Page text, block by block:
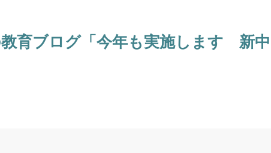
育ブログ「今年も実施します 新